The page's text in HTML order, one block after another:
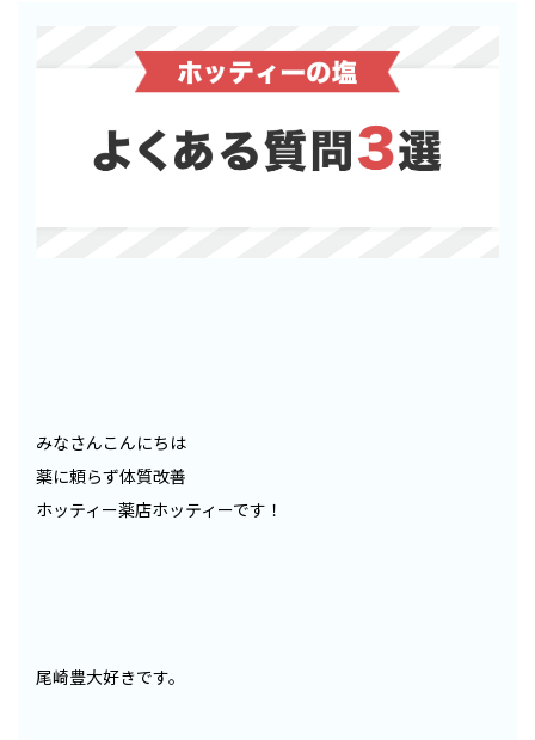
みなさんこんにちは
薬に頼らず体質改善
ホッティー薬店ホッティーです！
尾崎豊大好きです。